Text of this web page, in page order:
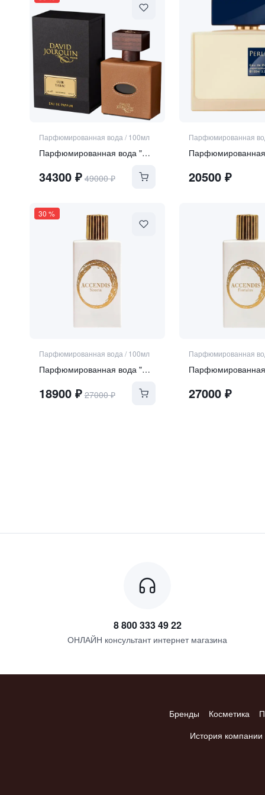
Парфюмированная вода / 100мл
Парфюмированная вода "Cuir Tabac"
34300₽ 49000₽
Парфюмированная
20500 ₽
30 %
Парфюмированная вода / 100мл
Парфюмированная вода "NOORIA"
18900₽ 27000₽
Парфюмированная
27000 ₽
8 800 333 49 22
ОНЛАЙН консультант интернет магазина
Бренды Косметика
История компании